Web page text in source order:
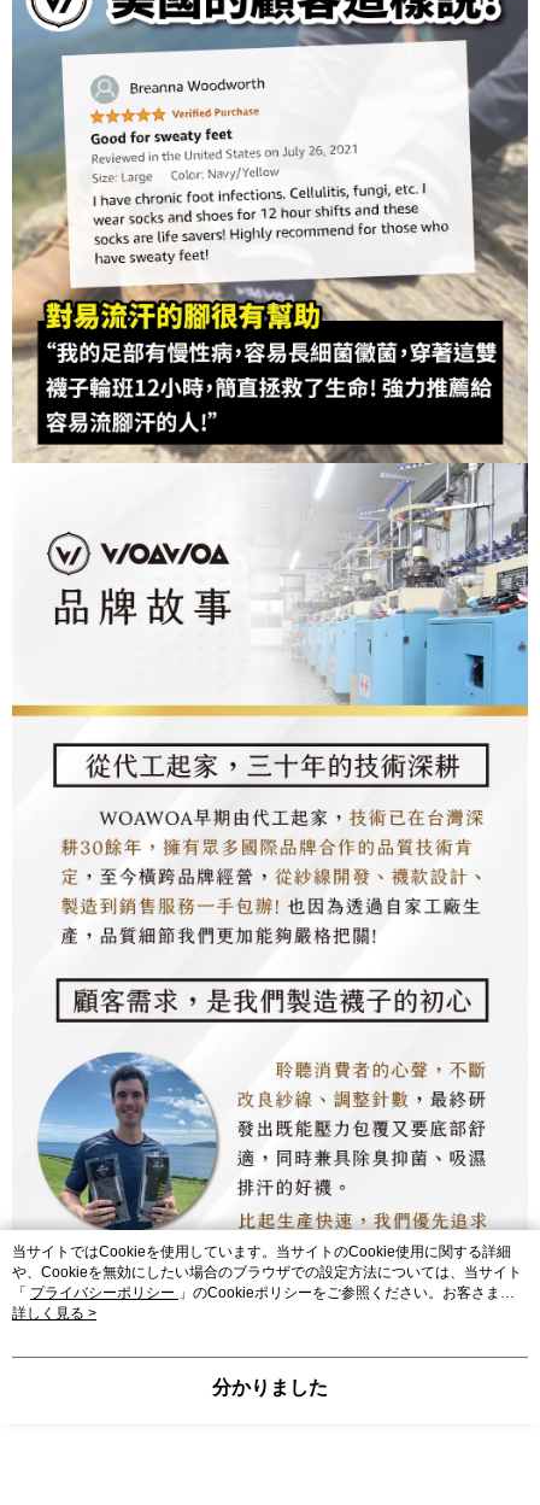
当サイトではCookieを使用しています。当サイトのCookie使用に関する詳細
や、Cookieを無効にしたい場合のブラウザでの設定方法については、当サイト
「 プライバシーポリシー 」のCookieポリシーをご参照ください。お客さま
が、当サイトを引き続き使用される場合、当社がサイト利用規約のCookieポリ
詳しく見る >
分かりました